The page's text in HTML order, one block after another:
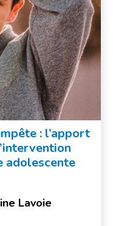
:​ l’apport
​adolescente
Lavoie